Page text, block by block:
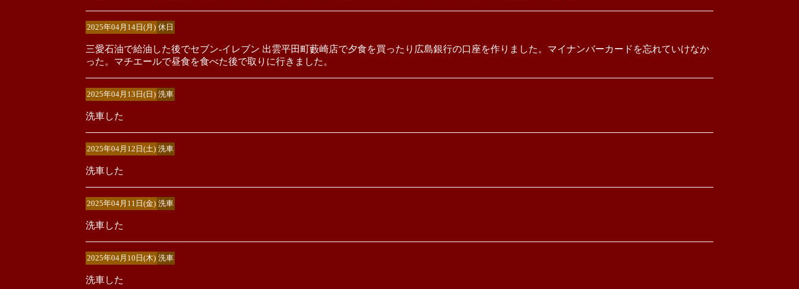
2025年04月14日(月) 休日
三愛石油で給油した後でセブン-イレブン 出雲平田町藪崎店で夕食を買ったり広島銀行の口座を作りました。マイナンバーカードを忘れていけなか
った。マチエールで昼食を食べた後で取りに行きました。
2025年04月13日(日) 洗車
洗車した
2025年04月12日(土) 洗車
洗車した
2025年04月11日(金) 洗車
洗車した
2025年04月10日(木) 洗車
洗車した